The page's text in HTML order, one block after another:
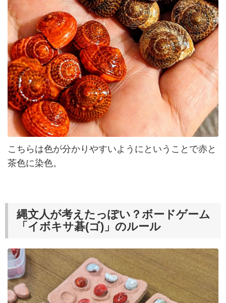
こちらは色が分かりやすいようにということで赤と
茶色に染色。
縄文人が考えたっぽい？ボードゲーム
「イボキサ碁(ゴ)」のルール